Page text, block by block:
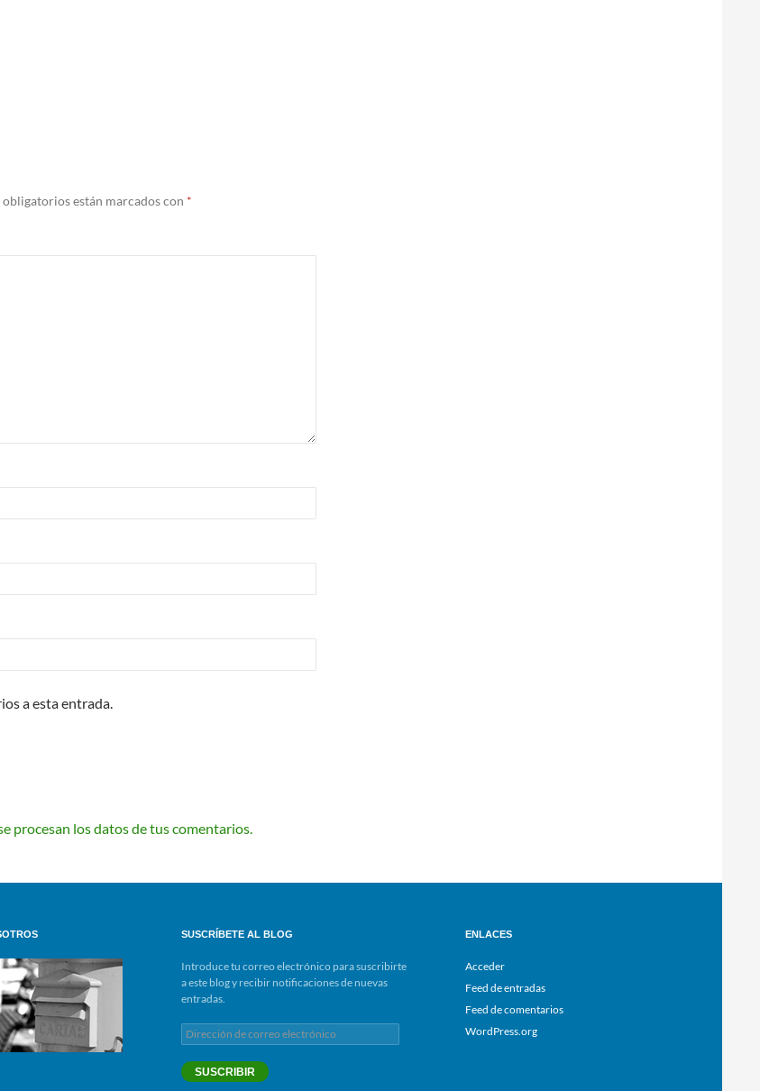
obligatorios están marcados con *
a esta entrada.
procesan los datos de tus comentarios.
SUSCRÍBETE AL BLOG
Introduce tu correo electrónico para suscribirte
a este blog y recibir notificaciones de nuevas
entradas.
Dirección
de
correo
electrónico
SUSCRIBIR
ENLACES
Acceder
Feed de entradas
Feed de comentarios
WordPress.org